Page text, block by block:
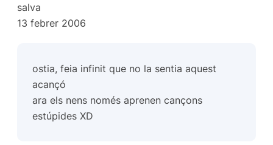
salva
13 febrer 2006
ostia, feia infinit que no la sentia aquest
acançó
ara els nens només aprenen cançons
estúpides XD